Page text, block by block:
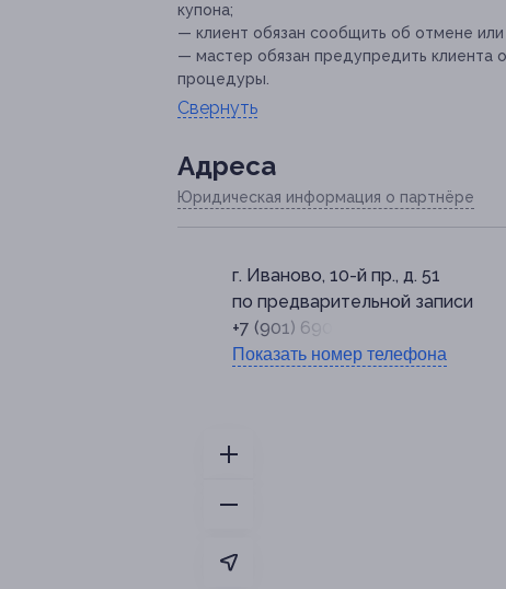
купона;
— клиент обязан сообщить об отмене
— мастер обязан предупредить клиента
процедуры.
Свернуть
Адресa
Юридическая информация о партнёре
г. Иваново, 10-й пр., д. 51
по предварительной записи
+7 (901) 690-72-92
Показать номер телефона